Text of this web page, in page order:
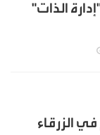
الذات"